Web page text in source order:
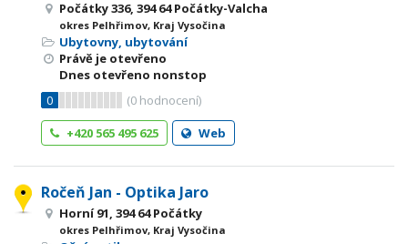
Počátky 336, 394 64 Počátky-Valcha
okres Pelhřimov, Kraj Vysočina
Ubytovny, ubytování
Právě je otevřeno
Dnes otevřeno nonstop
0
(0 hodnocení)
+420 565 495 625
Web
Ročeň Jan - Optika Jaro
Horní 91, 394 64 Počátky
okres Pelhřimov, Kraj Vysočina